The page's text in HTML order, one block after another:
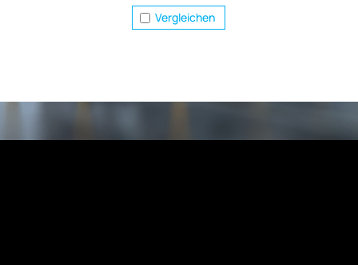
Vergleichen